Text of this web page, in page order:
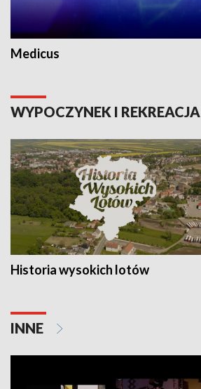
Medicus
WYPOCZYNEK I REKREACJA
Historia wysokich lotów
INNE